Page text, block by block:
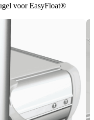
voor EasyFloat®